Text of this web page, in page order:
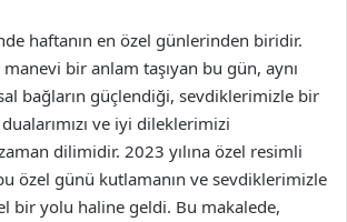
haftanın en özel günlerinden biridir.
bir anlam taşıyan bu gün, aynı
bağların güçlendiği, sevdiklerimizle bir
ve iyi dileklerimizi
dilimidir. 2023 yılına özel resimli
özel günü kutlamanın ve sevdiklerimizle
bir yolu haline geldi. Bu makalede,